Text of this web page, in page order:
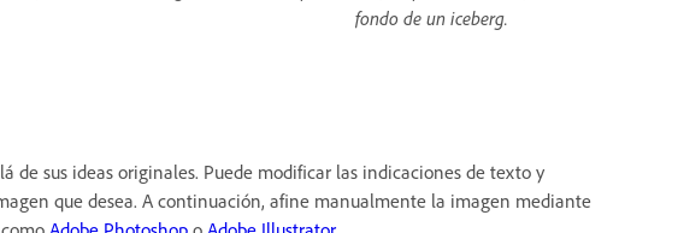
fondo de un iceberg.
de sus ideas originales. Puede modificar las indicaciones de texto y
que desea. A continuación, afine manualmente la imagen mediante